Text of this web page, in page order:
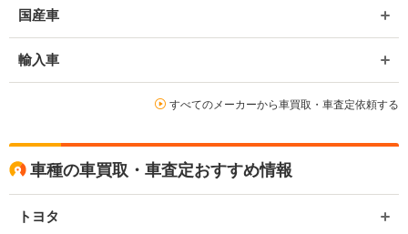
国産車
輸入車
すべてのメーカーから車買取・車査定依頼する
車種の車買取・車査定おすすめ情報
トヨタ